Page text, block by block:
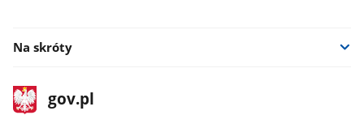
Na skróty
stopka
gov.plStrona
gov.pl